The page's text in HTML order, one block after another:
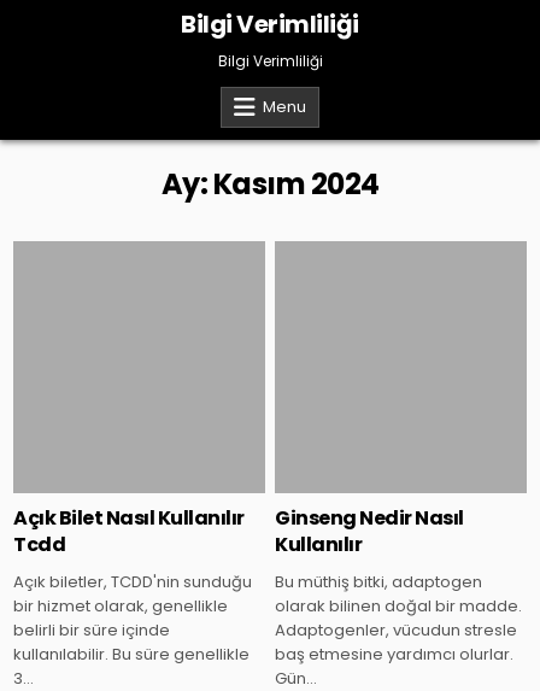
Bilgi Verimliliği
Bilgi Verimliliği
Menu
Ay:Kasım 2024
Açık Bilet Nasıl Kullanılır
Tcdd
Açık biletler, TCDD'nin sunduğu
bir hizmet olarak, genellikle
belirli bir süre içinde
kullanılabilir. Bu süre genellikle
3…
Ginseng Nedir Nasıl
Kullanılır
Bu müthiş bitki, adaptogen
olarak bilinen doğal bir madde.
Adaptogenler, vücudun stresle
baş etmesine yardımcı olurlar.
Gün…